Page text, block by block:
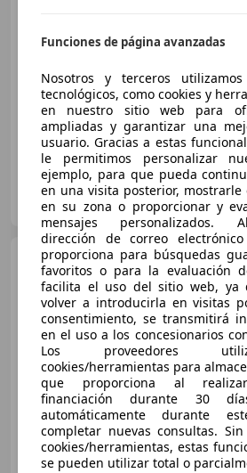
Buen
04/2018 85.000 km Gasolina
FLEXICAR LANGREO
ES-33920 Langreo
Sport 5
€
Buen
06/2009 103.406 km Diésel
Funciones de página avanzadas
Nosotros y terceros
tecnológicos, como cookies y
en nuestro sitio web para
ampliadas y garantizar una
usuario. Gracias a estas
le permitimos personalizar
ejemplo, para que pueda
en una visita posterior, mostrarle
en su zona o proporcionar y
mensajes personalizados.
dirección de correo
proporciona para búsquedas
favoritos o para la evaluación
facilita el uso del sitio web, ya
volver a introducirla en visitas
consentimiento, se transmitirá
en el uso a los concesionarios
Los proveedores
cookies/herramientas para
que proporciona al
financiación durante 30
automáticamente durante
completar nuevas consultas.
cookies/herramientas, estas
se pueden utilizar total o